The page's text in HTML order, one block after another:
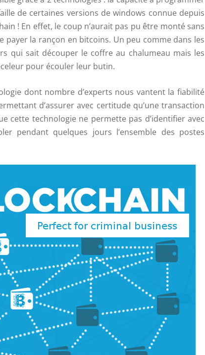
de certaines versions de windows connue depuis
! En effet, le coup n’aurait pas pu être monté sans
payer la rançon en bitcoins. Un peu comme dans les
qui sait découper le coffre au chalumeau mais les
pour écouler leur butin.
dont nombre d’experts nous vantent la fiabilité
d’assurer avec certitude qu’une transaction
cette technologie ne permette pas d’identifier avec
pendant quelques jours l’ensemble des postes